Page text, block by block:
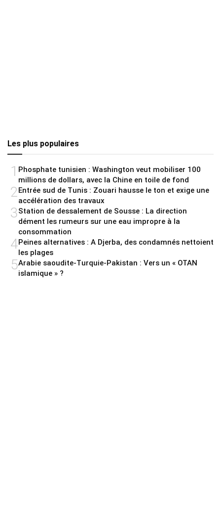
Les plus populaires
1 Phosphate tunisien : Washington veut mobiliser 100
millions de dollars, avec la Chine en toile de fond
2 Entrée sud de Tunis : Zouari hausse le ton et exige une
accélération des travaux
3Station de dessalement de Sousse : La direction
dément les rumeurs sur une eau impropre à la
consommation
4Peines alternatives : A Djerba, des condamnés nettoient
les plages
5Arabie saoudite-Turquie-Pakistan : Vers un « OTAN
islamique » ?